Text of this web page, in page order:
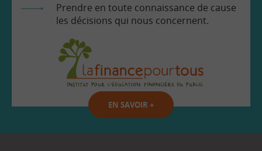
Prendre en toute connaissance de cause
les décisions qui nous concernent.
EN SAVOIR +